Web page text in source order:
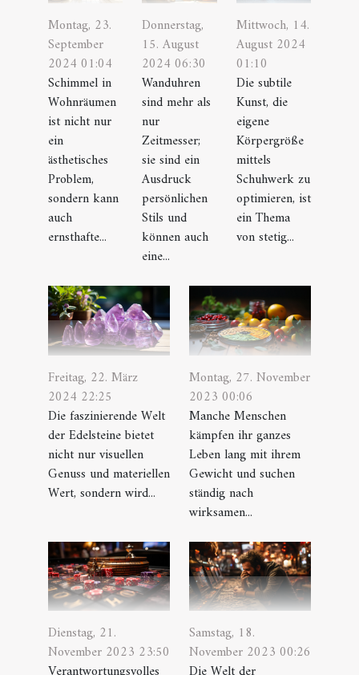
Montag, 23.
September
2024 01:04
Schimmel in
Wohnräumen
ist nicht nur
ein
ästhetisches
Problem,
sondern kann
auch
ernsthafte...
Donnerstag,
15. August
2024 06:30
Wanduhren
sind mehr als
nur
Zeitmesser;
sie sind ein
Ausdruck
persönlichen
Stils und
können auch
eine...
Mittwoch, 14.
August 2024
01:10
Die subtile
Kunst, die
eigene
Körpergröße
mittels
Schuhwerk zu
optimieren, ist
ein Thema
von stetig...
Freitag, 22. März
2024 22:25
Die faszinierende Welt
der Edelsteine bietet
nicht nur visuellen
Genuss und materiellen
Wert, sondern wird...
Montag, 27. November
2023 00:06
Manche Menschen
kämpfen ihr ganzes
Leben lang mit ihrem
Gewicht und suchen
ständig nach
wirksamen...
Dienstag, 21.
November 2023 23:50
Samstag, 18.
November 2023 00:26